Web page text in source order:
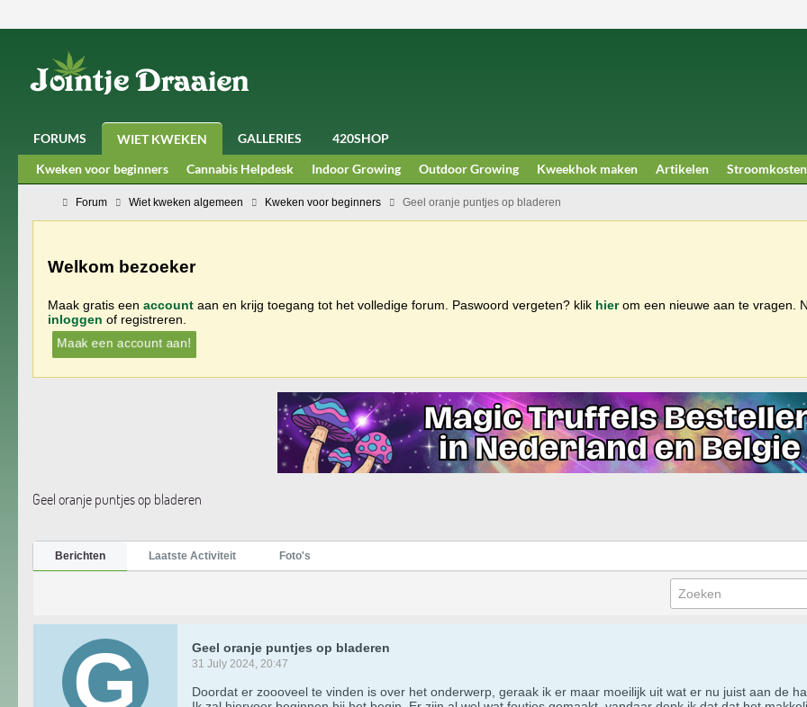
FORUMS WIET KWEKEN GALLERIES
420SHOP
Kweken voor beginners
Cannabis Helpdesk Indoor Growing Outdoor Growing Kweekhok maken Artikelen Stroomkosten
Forum Wiet kweken algemeen Kweken voor beginners Geel oranje puntjes op bladeren
Welkom bezoeker
Maak gratis een account aan en krijg toegang tot het volledige forum. Paswoord vergeten? klik hierom een nieuwe aan te vragen.
inloggen of registreren.
Maak een account aan!
Geel oranje puntjes op bladeren
Berichten Laatste Activiteit Foto's
Geel oranje puntjes op bladeren
31 July 2024, 20:47
Doordat er zoooveel te vinden is over het onderwerp, geraak ik er maar moeilijk uit wat er nu juist aan de